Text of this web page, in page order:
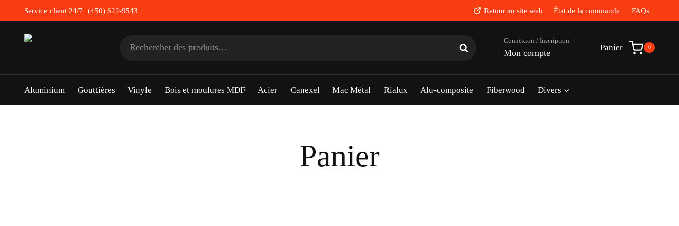
to
content
Service client 24/7 (450) 622-9543 Retour au site web État de la commande FAQs
Rechercher Mon compte Panier 0
Aluminium Gouttières Vinyle Bois et moulures MDF Acier Canexel Mac Métal Rialux Alu-composite Fiberwood Divers
Panier